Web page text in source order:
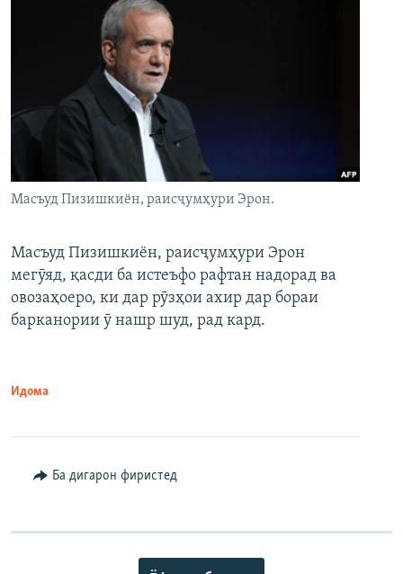
Масъуд Пизишкиён, раисҷумҳури Эрон.
Масъуд Пизишкиён, раисҷумҳури Эрон
мегӯяд, қасди ба истеъфо рафтан надорад ва
овозаҳоеро, ки дар рӯзҳои ахир дар бораи
барканории ӯ нашр шуд, рад кард.
Идома
Ба дигарон фиристед